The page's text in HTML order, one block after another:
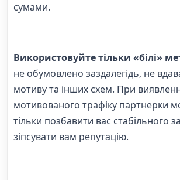
сумами.
Використовуйте тільки «білі»
не обумовлено заздалегідь, не
мотиву та інших схем. При
мотивованого трафіку партнерки
тільки позбавити вас стабільного
зіпсувати вам репутацію.